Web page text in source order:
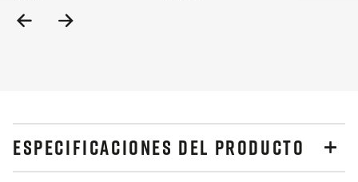
Previous
ESPECIFICACIONES DEL PRODUCTO